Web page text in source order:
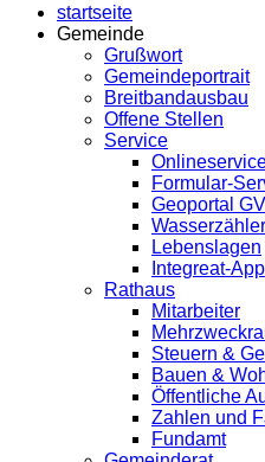
startseite
Gemeinde
Grußwort
Gemeindeportrait
Breitbandausbau
Offene Stellen
Service
Formular-
Geoportal
Lebenslagen
Integreat-App
Rathaus
Mitarbeiter
Steuern &
Bauen &
Öffentliche
Zahlen und
Fundamt